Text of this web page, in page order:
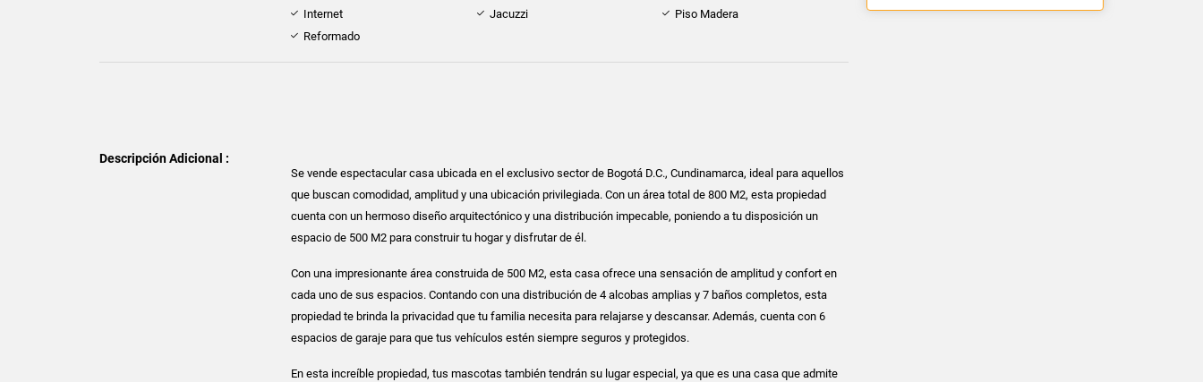
Internet
Jacuzzi
Piso Madera
Reformado
Descripción Adicional :
Se vende espectacular casa ubicada en el exclusivo sector de Bogotá D.C., Cundinamarca, ideal para aquellos
que buscan comodidad, amplitud y una ubicación privilegiada. Con un área total de 800 M2, esta propiedad
cuenta con un hermoso diseño arquitectónico y una distribución impecable, poniendo a tu disposición un
espacio de 500 M2 para construir tu hogar y disfrutar de él.
Con una impresionante área construida de 500 M2, esta casa ofrece una sensación de amplitud y confort en
cada uno de sus espacios. Contando con una distribución de 4 alcobas amplias y 7 baños completos, esta
propiedad te brinda la privacidad que tu familia necesita para relajarse y descansar. Además, cuenta con 6
espacios de garaje para que tus vehículos estén siempre seguros y protegidos.
En esta increíble propiedad, tus mascotas también tendrán su lugar especial, ya que es una casa que admite